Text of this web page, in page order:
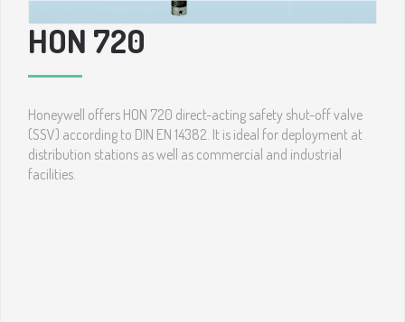
HON 720
Honeywell offers HON 720 direct-acting safety shut-off valve
(SSV) according to DIN EN 14382. It is ideal for deployment at
distribution stations as well as commercial and industrial
facilities.​​​​